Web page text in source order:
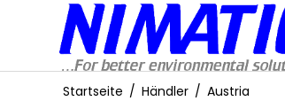
Startseite / Händler / Austria